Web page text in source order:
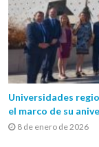
Universidades
el marco de su
8 de enero de 2026